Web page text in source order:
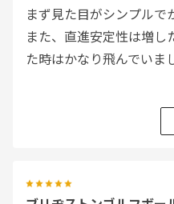
まず見た目がシンプルで
また、直進安定性は増し
た時はかなり飛んでいま